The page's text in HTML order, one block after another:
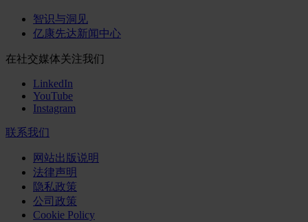
智识与洞见
亿康先达新闻中心
在社交媒体关注我们
LinkedIn
YouTube
Instagram
联系我们
网站出版说明
法律声明
隐私政策
公司政策
Cookie Policy